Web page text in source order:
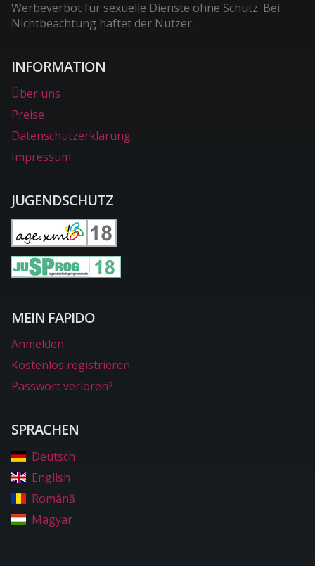
Werbeverbot für sexuelle Dienste ohne Schutz. Bei
Nichtbeachtung haftet der Nutzer.
INFORMATION
Über uns
Preise
Datenschutzerklärung
Impressum
JUGENDSCHUTZ
MEIN FAPIDO
Anmelden
Kostenlos registrieren
Passwort verloren?
SPRACHEN
Deutsch
English
Română
Magyar